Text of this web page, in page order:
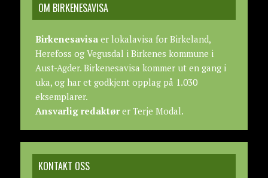
OM BIRKENESAVISA
Birkenesavisaer lokalavisa for Birkeland,
Herefoss og Vegusdal i Birkenes kommune i
Aust-Agder. Birkenesavisa kommer ut en gang i
uka, og har et godkjent opplag på 1.030
eksemplarer.
Ansvarlig redaktører Terje Modal.
KONTAKT OSS